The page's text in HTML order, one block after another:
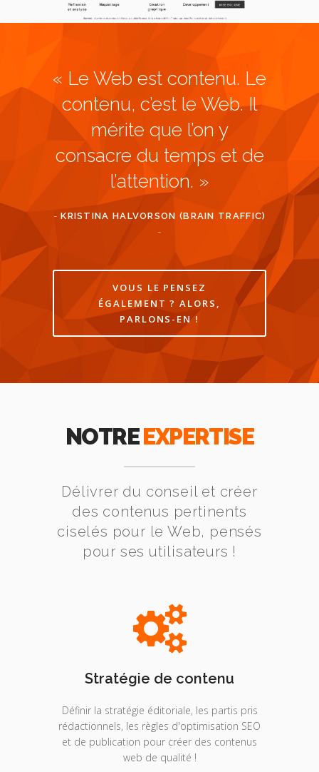
« Le Web est contenu. Le
contenu, c’est le Web. Il
mérite que l’on y
consacre du temps et de
l’attention. »
-KRISTINA HALVORSON (BRAIN TRAFFIC)
-
VOUS LE PENSEZ
ÉGALEMENT ? ALORS,
PARLONS-EN !
NOTREEXPERTISE
Délivrer du conseil et créer
des contenus pertinents
ciselés pour le Web, pensés
pour ses utilisateurs !
Stratégie de contenu
Définir la stratégie éditoriale, les partis pris
rédactionnels, les règles d'optimisation SEO
et de publication pour créer des contenus
web de qualité !